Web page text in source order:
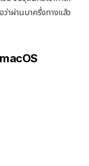
าผ่านมาครึ่งทางแล้ว